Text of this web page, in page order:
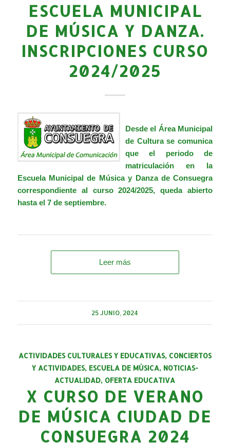
ESCUELA MUNICIPAL
DE MÚSICA Y DANZA.
INSCRIPCIONES CURSO
2024/2025
Desde el Área Municipal
de Cultura se comunica
que el periodo de
matriculación en la
Escuela Municipal de Música y Danza de Consuegra
correspondiente al curso 2024/2025, queda abierto
hasta el 7 de septiembre.
Leer más
25 JUNIO, 2024
ACTIVIDADES CULTURALES Y EDUCATIVAS, CONCIERTOS
Y ACTIVIDADES, ESCUELA DE MÚSICA, NOTICIAS-
ACTUALIDAD, OFERTA EDUCATIVA
X CURSO DE VERANO
DE MÚSICA CIUDAD DE
CONSUEGRA 2024